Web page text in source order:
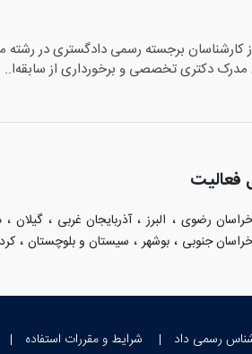
کارشناسان برجسته رسمی دادگستری در
مدرک دکتری تخصصی و برخورداری از سابقه‌ا..
خراسان رضوی ، البرز،آذربایجان غربی ،گیلان،
خراسان جنوبی ،بوشهر، سیستان و بلوچستان ،
رسمی داد شرایط و مقررات استفاده